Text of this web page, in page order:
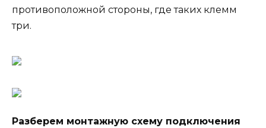
противоположной стороны, где таких клемм
три.
Разберем монтажную схему подключения